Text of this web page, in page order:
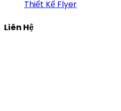
Thiết Kế Flyer
Liên Hệ